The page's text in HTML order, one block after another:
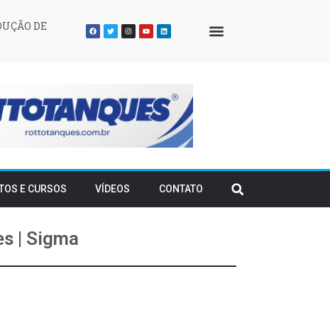
DE
E CURSOS VÍDEOS CONTATO
| Sigma